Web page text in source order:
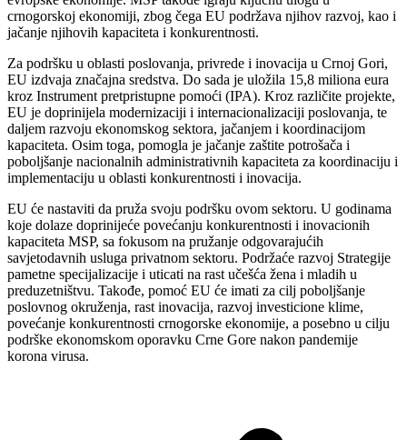
crnogorskoj ekonomiji, zbog čega EU podržava njihov razvoj, kao i
jačanje njihovih kapaciteta i konkurentnosti.
Za podršku u oblasti poslovanja, privrede i inovacija u Crnoj Gori,
EU izdvaja značajna sredstva. Do sada je uložila 15,8 miliona eura
kroz Instrument pretpristupne pomoći (IPA). Kroz različite projekte,
EU je doprinijela modernizaciji i internacionalizaciji poslovanja, te
daljem razvoju ekonomskog sektora, jačanjem i koordinacijom
kapaciteta. Osim toga, pomogla je jačanje zaštite potrošača i
poboljšanje nacionalnih administrativnih kapaciteta za koordinaciju i
implementaciju u oblasti konkurentnosti i inovacija.
EU će nastaviti da pruža svoju podršku ovom sektoru. U godinama
koje dolaze doprinijeće povećanju konkurentnosti i inovacionih
kapaciteta MSP, sa fokusom na pružanje odgovarajućih
savjetodavnih usluga privatnom sektoru. Podržaće razvoj Strategije
pametne specijalizacije i uticati na rast učešća žena i mladih u
preduzetništvu. Takođe, pomoć EU će imati za cilj poboljšanje
poslovnog okruženja, rast inovacija, razvoj investicione klime,
povećanje konkurentnosti crnogorske ekonomije, a posebno u cilju
podrške ekonomskom oporavku Crne Gore nakon pandemije
korona virusa.